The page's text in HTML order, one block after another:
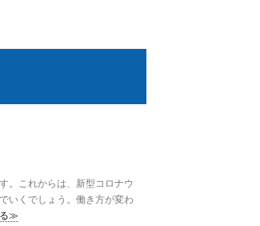
。これからは、新型コロナウ
いくでしょう。働き方が変わ
る≫